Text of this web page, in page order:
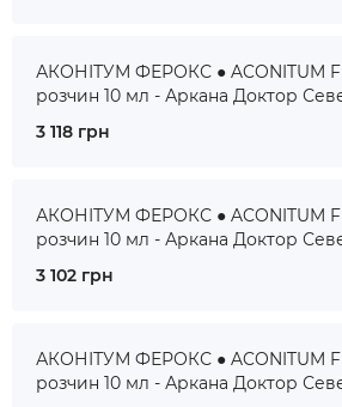
АКОНІТУМ ФЕРОКС ● ACONITUM
розчин 10 мл - Аркана Доктор
3 118 грн
АКОНІТУМ ФЕРОКС ● ACONITUM
розчин 10 мл - Аркана Доктор
3 102 грн
АКОНІТУМ ФЕРОКС ● ACONITUM
розчин 10 мл - Аркана Доктор